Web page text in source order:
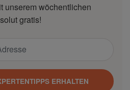
unserem wöchentlichen
gratis!
ERHALTEN